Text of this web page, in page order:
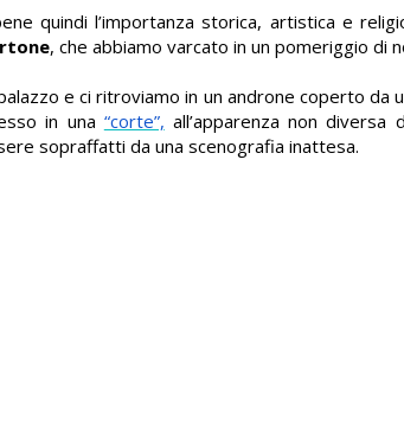
quindi l’importanza storica, artistica e
, che abbiamo varcato in un pomeriggio di
e ci ritroviamo in un androne coperto da
in una “corte”, all’apparenza non
sopraffatti da una scenografia inattesa.